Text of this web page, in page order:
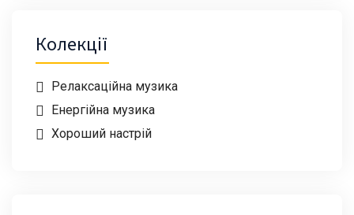
Колекції
Релаксаційна музика
Енергійна музика
Хороший настрій